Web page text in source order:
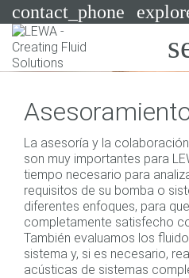
contact_phone
Search
Sistemas
Industrias
Aplicaciones
Servicios
Asesoramiento
La asesoría y la
son muy importantes para
tiempo necesario para
requisitos de su bomba o
diferentes enfoques, para
completamente satisfecho
También evaluamos los
sistema y, si es necesario,
acústicas de sistemas